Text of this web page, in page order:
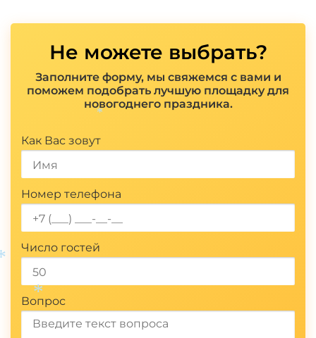
Не можете выбрать?
Заполните форму, мы свяжемся с вами и
поможем подобрать лучшую площадку для
новогоднего праздника.
Как Вас зовут
Номер телефона
Вопрос
Число гостей
*